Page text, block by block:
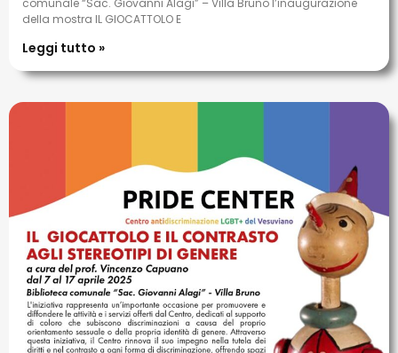
comunale “Sac. Giovanni Alagi” – Villa Bruno l’inaugurazione
della mostra IL GIOCATTOLO E
Leggi tutto »